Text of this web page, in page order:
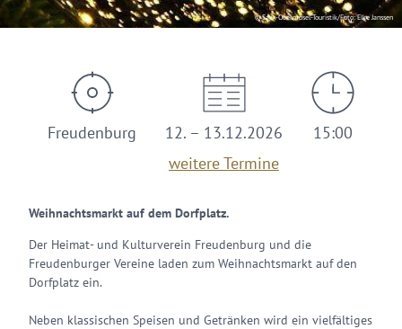
© Saar-Obermosel-Touristik/Foto: Elke Janssen
Freudenburg
12. – 13.12.2026
weitere Termine
15:00
Weihnachtsmarkt auf dem Dorfplatz.
Der Heimat- und Kulturverein Freudenburg und die
Freudenburger Vereine laden zum Weihnachtsmarkt auf den
Dorfplatz ein.
Neben klassischen Speisen und Getränken wird ein vielfältiges